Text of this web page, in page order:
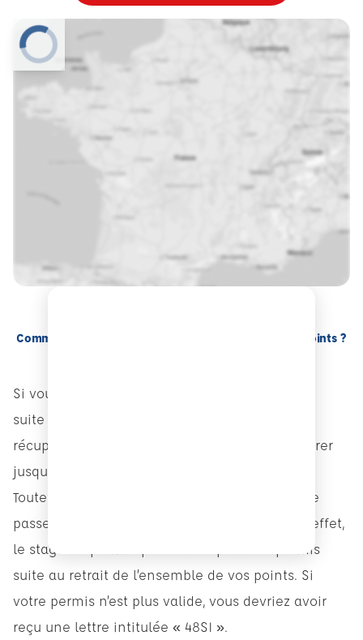
Comment se déroule un stage de récupération de points ?
Si vous avez perdu des points sur votre permis
suite à une infraction, le stage volontaire de
récupération de points vous permet de récupérer
jusqu’à 4 points.
Toutefois, votre permis doit être valable afin de
passer le stage de récupération de points. En effet,
le stage ne permet pas de récupérer un permis
suite au retrait de l’ensemble de vos points. Si
votre permis n’est plus valide, vous devriez avoir
reçu une lettre intitulée « 48SI ».